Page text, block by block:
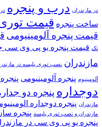
در مازندران درب و پنجره
ساخت پنجره قیمت
قیمت پنجره آلومینیومی
تک قیمت پنجره یو پی وی سی
مازندران نصب توری پلیسه در
آلومینیوم پنجره آلومینیومی
دوجداره پنجره دو
مازندران پنجره دوجداره
مازندران و نصب توری پلیسه پنجره
پنجره یو پی وی سی در